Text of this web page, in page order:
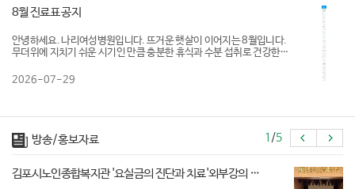
8월 진료표 공지
안녕하세요. 나리여성병원입니다. 뜨거운 햇살이 이어지는 8월입니다.
무더위에 지치기 쉬운 시기인 만큼 충분한 휴식과 수분 섭취로 건강한
원…
2026-07-29
방송/홍보자료 1 /5
김포시노인종합복지관 '요실금의 진단과 치료'외부강의 …